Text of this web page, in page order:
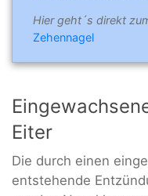
Hier geht´s direkt
Zehennagel
Eiter
Die durch einen
entstehende